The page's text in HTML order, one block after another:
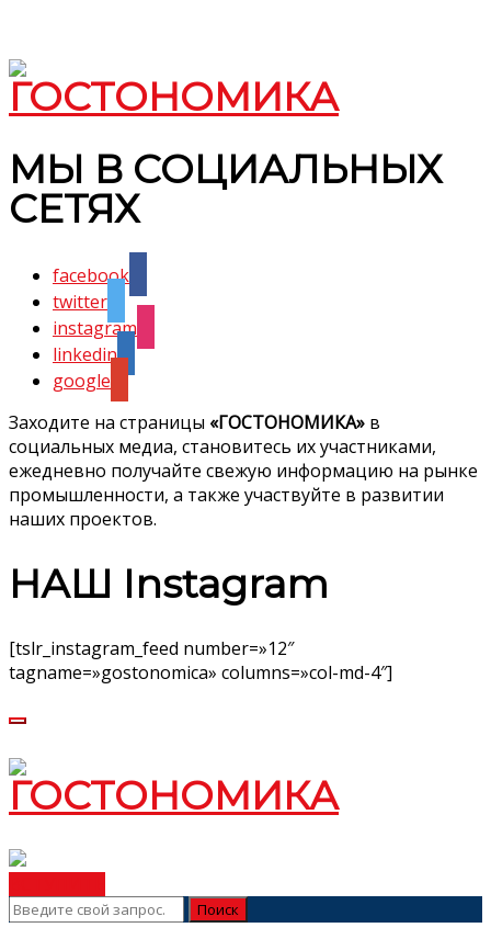
МЫ В СОЦИАЛЬНЫХ
СЕТЯХ
facebook
twitter
instagram
linkedin
google
Заходите на страницы «ГОСТОНОМИКА» в
социальных медиа, становитесь их участниками,
ежедневно получайте свежую информацию на рынке
промышленности, а также участвуйте в развитии
наших проектов.
НАШ Instagram
[tslr_instagram_feed number=»12″
tagname=»gostonomica» columns=»col-md-4″]